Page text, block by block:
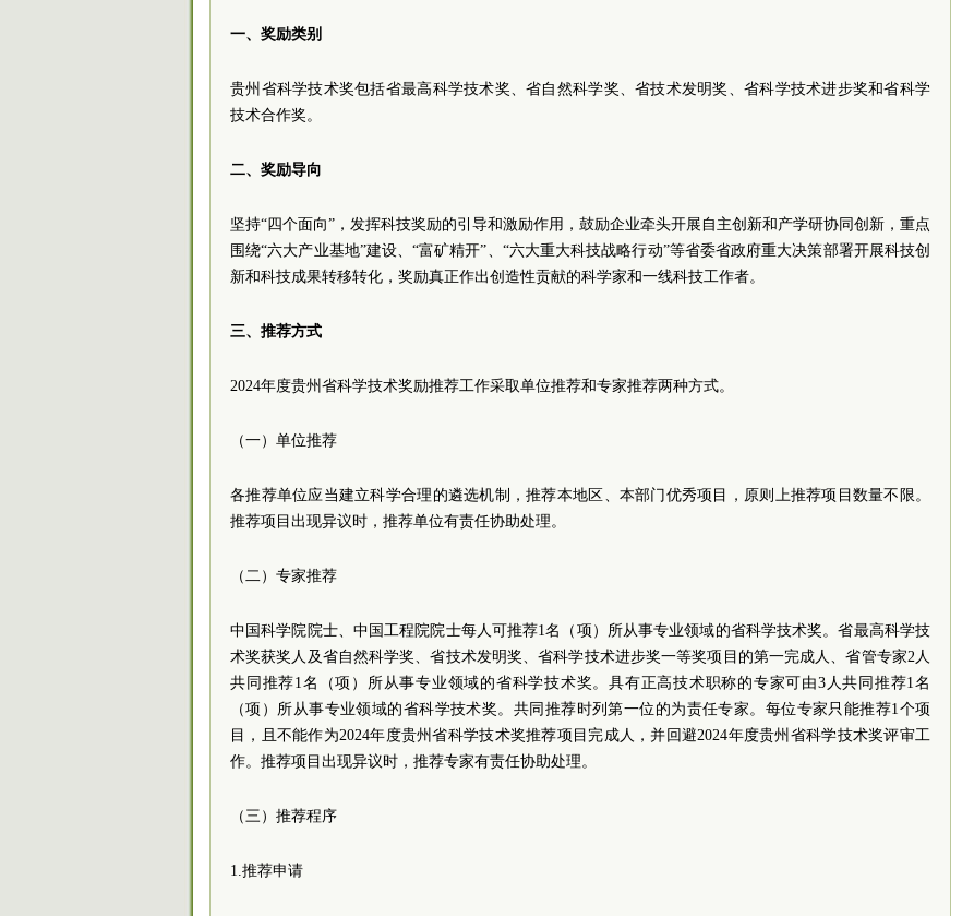
一、奖励类别
贵州省科学技术奖包括省最高科学技术奖、省自然科学奖、省技术发明奖、省科学技术进步奖和省科学
技术合作奖。
二、奖励导向
坚持“四个面向”，发挥科技奖励的引导和激励作用，鼓励企业牵头开展自主创新和产学研协同创新，重点
围绕“六大产业基地”建设、“富矿精开”、“六大重大科技战略行动”等省委省政府重大决策部署开展科技创
新和科技成果转移转化，奖励真正作出创造性贡献的科学家和一线科技工作者。
三、推荐方式
2024年度贵州省科学技术奖励推荐工作采取单位推荐和专家推荐两种方式。
（一）单位推荐
各推荐单位应当建立科学合理的遴选机制，推荐本地区、本部门优秀项目，原则上推荐项目数量不限。
推荐项目出现异议时，推荐单位有责任协助处理。
（二）专家推荐
中国科学院院士、中国工程院院士每人可推荐1名（项）所从事专业领域的省科学技术奖。省最高科学技
术奖获奖人及省自然科学奖、省技术发明奖、省科学技术进步奖一等奖项目的第一完成人、省管专家2人
共同推荐1名（项）所从事专业领域的省科学技术奖。具有正高技术职称的专家可由3人共同推荐1名
（项）所从事专业领域的省科学技术奖。共同推荐时列第一位的为责任专家。每位专家只能推荐1个项
目，且不能作为2024年度贵州省科学技术奖推荐项目完成人，并回避2024年度贵州省科学技术奖评审工
作。推荐项目出现异议时，推荐专家有责任协助处理。
（三）推荐程序
1.推荐申请